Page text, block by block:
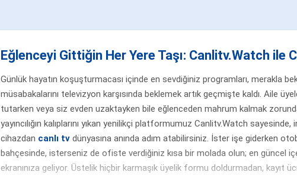
Eğlenceyi Gittiğin Her Yere Taşı: Canlitv.Watch ile
Günlük hayatın koşuşturmacası içinde en sevdiğiniz programları, merakla
müsabakalarını televizyon karşısında beklemek artık geçmişte kaldı. Aile
tutarken veya siz evden uzaktayken bile eğlenceden mahrum kalmak
yayıncılığın kalıplarını yıkan yenilikçi platformumuz Canlitv.Watch
cihazdan canlı tv dünyasına anında adım atabilirsiniz. İster işe giderken
bahçesinde, isterseniz de ofiste verdiğiniz kısa bir molada olun; en güncel
ekranınıza geliyor. Üstelik hiçbir karmaşık üyelik formu doldurmadan, kayıt